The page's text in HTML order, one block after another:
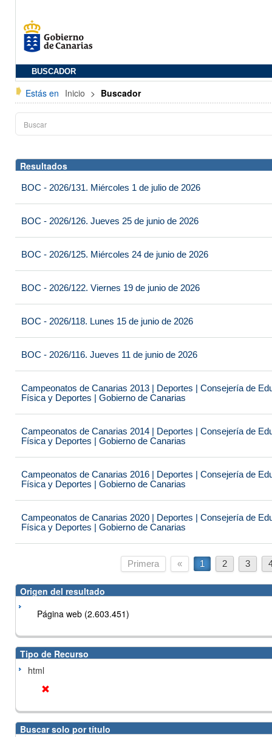
BUSCADOR
Estás en Inicio > Buscador
Resultados
BOC - 2026/131. Miércoles 1 de julio de 2026
BOC - 2026/126. Jueves 25 de junio de 2026
BOC - 2026/125. Miércoles 24 de junio de 2026
BOC - 2026/122. Viernes 19 de junio de 2026
BOC - 2026/118. Lunes 15 de junio de 2026
BOC - 2026/116. Jueves 11 de junio de 2026
Campeonatos de Canarias 2013 | Deportes | Consejería de
Física y Deportes | Gobierno de Canarias
Campeonatos de Canarias 2014 | Deportes | Consejería de
Física y Deportes | Gobierno de Canarias
Campeonatos de Canarias 2016 | Deportes | Consejería de
Física y Deportes | Gobierno de Canarias
Campeonatos de Canarias 2020 | Deportes | Consejería de
Física y Deportes | Gobierno de Canarias
Primera « 1 2 3
Origen del resultado
Página web (2.603.451)
Tipo de Recurso
html
Buscar solo por título